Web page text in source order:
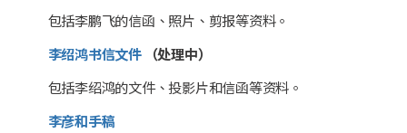
包括李鹏飞的信函、照片、剪报等资料。
李绍鸿书信文件（处理中）
包括李绍鸿的文件、投影片和信函等资料。
李彦和手稿